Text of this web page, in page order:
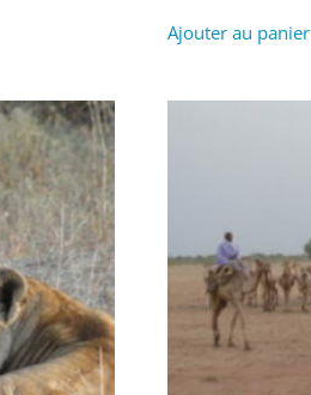
Ajouter au panier